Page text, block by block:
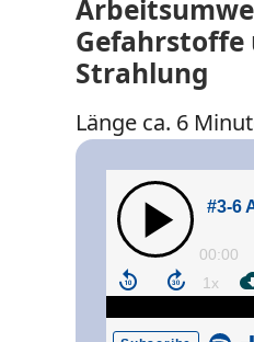
Gefahrstoffe
Strahlung
Länge ca. 6